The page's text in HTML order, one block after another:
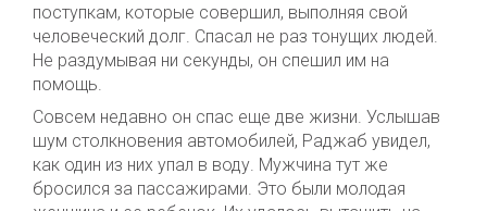
поступкам, которые совершил, выполняя свой
человеческий долг. Спасал не раз тонущих людей.
Не раздумывая ни секунды, он спешил им на
помощь.
Совсем недавно он спас еще две жизни. Услышав
шум столкновения автомобилей, Раджаб увидел,
как один из них упал в воду. Мужчина тут же
бросился за пассажирами. Это были молодая